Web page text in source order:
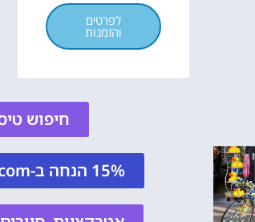
לפרטים
והזמנות
חיפוש
15% הנחה ב-Booking.com